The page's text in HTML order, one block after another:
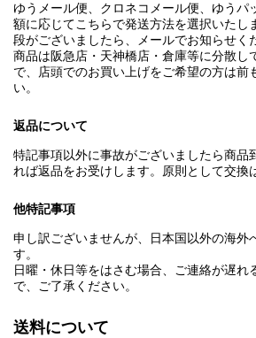
ゆうメール便、クロネコメール便、ゆうパ
額に応じてこちらで発送方法を選択いたし
段がございましたら、メールでお知らせく
商品は阪急店・天神橋店・倉庫等に分散し
で、店頭でのお買い上げをご希望の方は前
い。
返品について
特記事項以外に事故がございましたら商品
れば返品をお受けします。原則として交換
他特記事項
申し訳ございませんが、日本国以外の海外
す。
日曜・休日等をはさむ場合、ご連絡が遅れ
で、ご了承ください。
送料について